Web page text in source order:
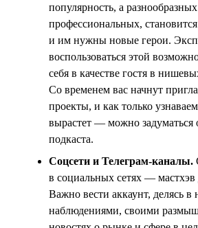
популярность, а
профессиональных,
и им нужны новые герои.
воспользоваться этой
себя в качестве гостя в
Со временем вас начнут
проекты, и как только
вырастет — можно задуматься
подкаста.
Соцсети и Телеграм-каналы.
в социальных сетях — мастхэв
Важно вести аккаунт, делясь в
наблюдениями, своими